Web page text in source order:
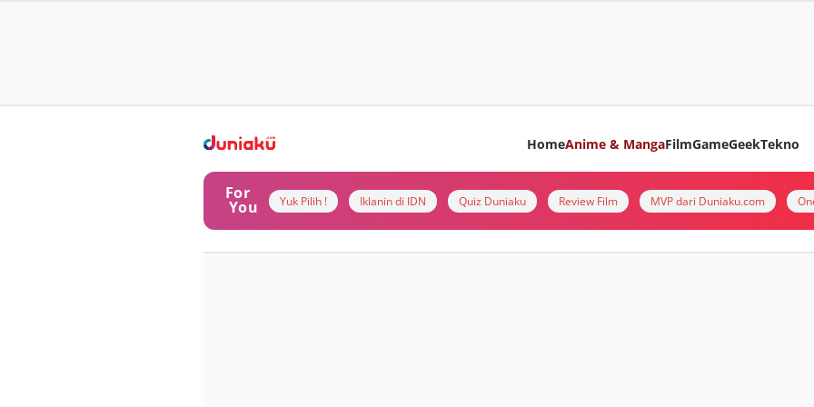
HomeAnime & MangaFilmGameGeekTekno
For
You Yuk Pilih ! Iklanin di IDN Quiz Duniaku Review Film MVP dari Duniaku.com